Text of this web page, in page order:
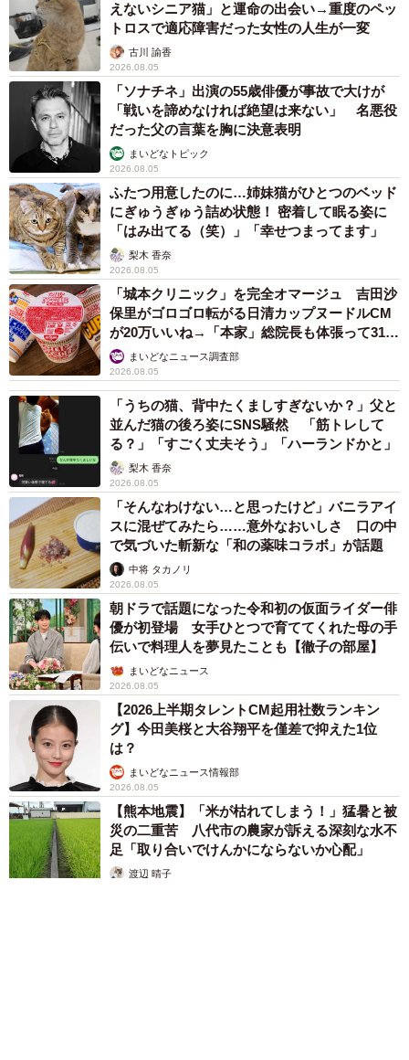
えないシニア猫」と運命の出会い→重度のペッ
トロスで適応障害だった女性の人生が一変
古川 諭香
2026.08.05
「ソナチネ」出演の55歳俳優が事故で大けが
「戦いを諦めなければ絶望は来ない」 名悪役
だった父の言葉を胸に決意表明
まいどなトピック
2026.08.05
ふたつ用意したのに…姉妹猫がひとつのベッド
にぎゅうぎゅう詰め状態！ 密着して眠る姿に
「はみ出てる（笑）」「幸せつまってます」
梨木 香奈
2026.08.05
「城本クリニック」を完全オマージュ 吉田沙
保里がゴロゴロ転がる日清カップヌードルCM
が20万いいね→「本家」総院長も体張って31万
いいねまいどなニュース調査部
2026.08.05
「うちの猫、背中たくましすぎないか？」父と
並んだ猫の後ろ姿にSNS騒然 「筋トレして
る？」「すごく丈夫そう」「ハーランドかと」
梨木 香奈
2026.08.05
「そんなわけない…と思ったけど」バニラアイ
スに混ぜてみたら……意外なおいしさ 口の中
で気づいた斬新な「和の薬味コラボ」が話題
中将 タカノリ
2026.08.05
朝ドラで話題になった令和初の仮面ライダー俳
優が初登場 女手ひとつで育ててくれた母の手
伝いで料理人を夢見たことも【徹子の部屋】
まいどなニュース
2026.08.05
【2026上半期タレントCM起用社数ランキン
グ】今田美桜と大谷翔平を僅差で抑えた1位
は？
まいどなニュース情報部
2026.08.05
【熊本地震】「米が枯れてしまう！」猛暑と被
災の二重苦 八代市の農家が訴える深刻な水不
足「取り合いでけんかにならないか心配」
渡辺 晴子